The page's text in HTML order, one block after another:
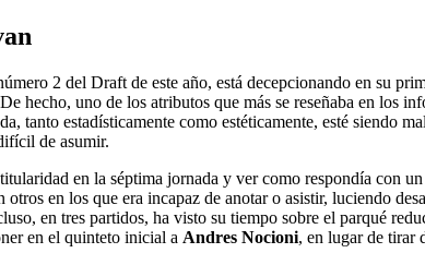
2 del Draft de este año, está decepcionando en su
hecho, uno de los atributos que más se reseñaba en los
tanto estadísticamente como estéticamente, esté siendo
de asumir.
en la séptima jornada y ver como respondía con
otros en los que era incapaz de anotar o asistir, luciendo
en tres partidos, ha visto su tiempo sobre el parqué
en el quinteto inicial a Andres Nocioni, en lugar de tirar